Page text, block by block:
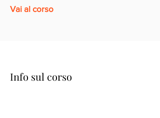
Vai al corso
Info sul corso